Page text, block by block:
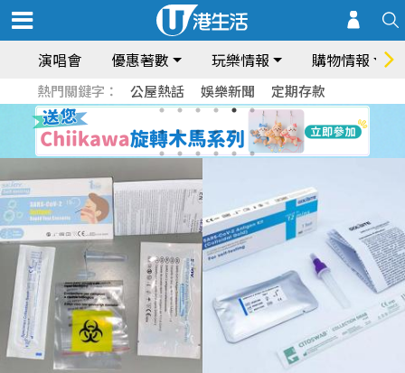
演唱會 優惠著數 玩樂情報 購物情報
熱門關鍵字： 公屋熱話 娛樂新聞 定期存款